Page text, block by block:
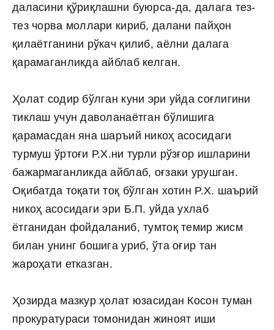
даласини қўриқлашни буюрса-да, далага тез-
тез чорва моллари кириб, далани пайҳон
қилаётганини рўкач қилиб, аёлни далага
қарамаганликда айблаб келган.
Ҳолат содир бўлган куни эри уйда соғлигини
тиклаш учун даволанаётган бўлишига
қарамасдан яна шаръий никоҳ асосидаги
турмуш ўртоғи Р.Х.ни турли рўзғор ишларини
бажармаганликда айблаб, оғзаки урушган.
Оқибатда тоқати тоқ бўлган хотин Р.Х. шаърий
никоҳ асосидаги эри Б.П. уйда ухлаб
ётганидан фойдаланиб, тумтоқ темир жисм
билан унинг бошига уриб, ўта оғир тан
жароҳати етказган.
Ҳозирда мазкур ҳолат юзасидан Косон туман
прокуратураси томонидан жиноят иши